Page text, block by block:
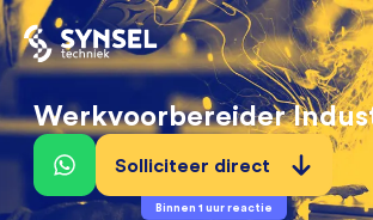
Werkvoorbereider
Solliciteer direct
Binnen 1 uur reactie